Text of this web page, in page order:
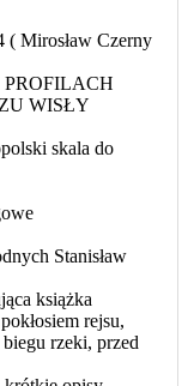
( Mirosław Czerny
WISŁY
skala do
Stanisław
książka
rejsu,
biegu rzeki, przed